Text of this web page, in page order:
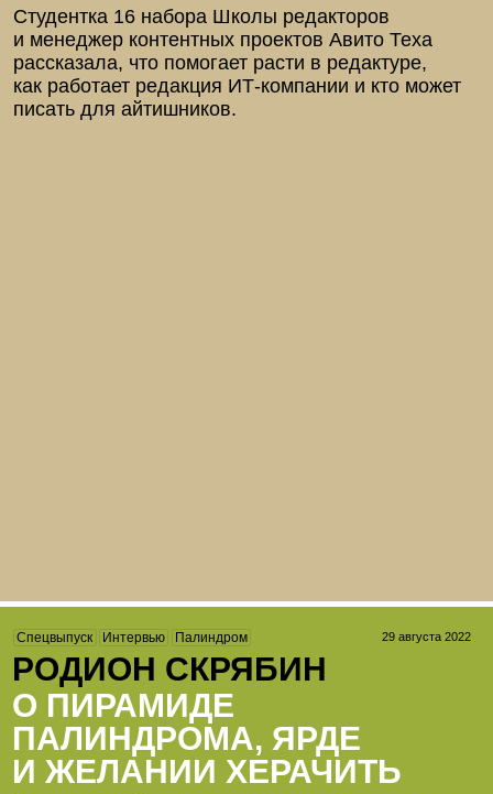
Студентка 16 набора Школы редакторов
и менеджер контентных проектов Авито Теха
рассказала, что помогает расти в редактуре,
как работает редакция ИТ-компании и кто может
писать для айтишников.
Спецвыпуск Интервью Палиндром 29 августа 2022
РОДИОН СКРЯБИН
О ПИРАМИДЕ
ПАЛИНДРОМА, ЯРДЕ
И ЖЕЛАНИИ ХЕРАЧИТЬ